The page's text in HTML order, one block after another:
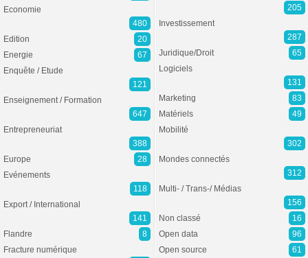
Economie
480
Edition
20
Energie
67
Enquête / Etude
121
Enseignement / Formation
647
Entrepreneuriat
388
Europe
28
Evénements
118
Export / International
141
Flandre
8
Fracture numérique
205
Investissement
287
Juridique/Droit
65
Logiciels
131
Marketing
83
Matériels
49
Mobilité
302
Mondes connectés
312
Multi- / Trans-/ Médias
156
Non classé
16
Open data
96
Open source
61